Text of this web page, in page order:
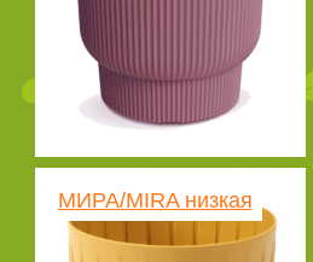
МИРА/MIRA низкая